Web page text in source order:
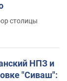
столицы
НПЗ и
"Сиваш":